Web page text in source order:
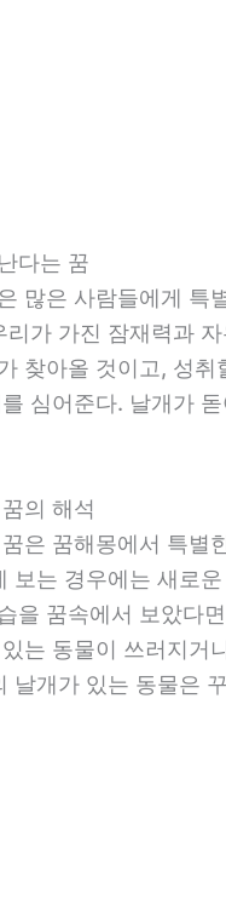
다는 꿈
많은 사람들에게 특
가 가진 잠재력과
찾아올 것이고, 성
심어준다. 날개가
의 해석
은 꿈해몽에서 특별
보는 경우에는 새로
을 꿈속에서 보았다
는 동물이 쓰러지거
날개가 있는 동물은